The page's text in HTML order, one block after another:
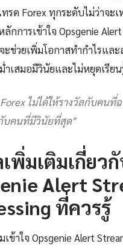
รด Forex ทุกระดับไม่ว่าจะเ
กการเข้าใจ Opsgenie
ะช่วยเพิ่มโอกาสทำกำไรแล
เสมอมีวินัยและไม่หยุดเรีย
ไม่ได้ให้รางวัลกับคนที่
บคนที่มีวินัยที่สุด"
พิ่มเติมเกี่ยว
Alert
ที่ควรรู้
เข้าใจ Opsgenie Alert